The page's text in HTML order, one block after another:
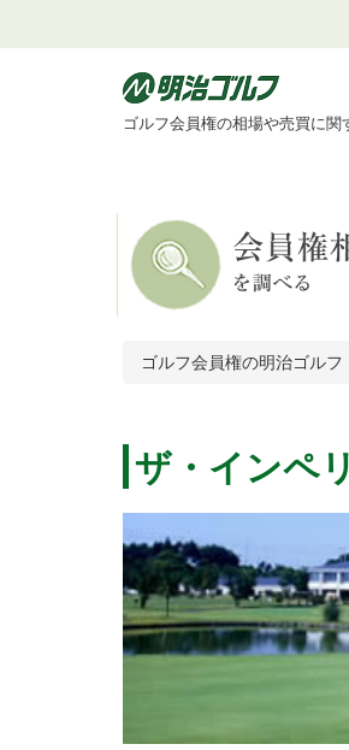
ゴルフ会員権の相場や売買に関
ゴルフ会員権の明治ゴルフ
ザ・インペ